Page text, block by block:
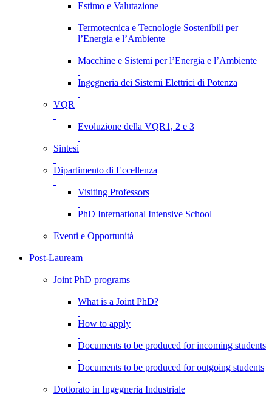
Estimo e Valutazione
Termotecnica e Tecnologie Sostenibili per
l’Energia e l’Ambiente
Macchine e Sistemi per l’Energia e l’Ambiente
Ingegneria dei Sistemi Elettrici di Potenza
VQR
Evoluzione della VQR1, 2 e 3
Sintesi
Dipartimento di Eccellenza
Visiting Professors
PhD International Intensive School
Eventi e Opportunità
Post-Lauream
Joint PhD programs
What is a Joint PhD?
How to apply
Documents to be produced for incoming students
Documents to be produced for outgoing students
Dottorato in Ingegneria Industriale